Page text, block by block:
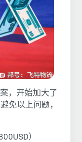
，开始加大了
免以上问题，
）